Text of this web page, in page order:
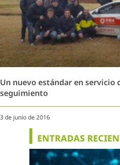
Un nuevo estándar en servicio
seguimiento
3 de junio de 2016
ENTRADAS